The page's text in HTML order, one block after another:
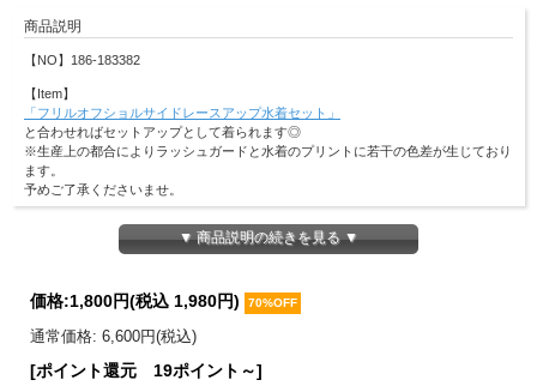
商品説明
【NO】186-183382
【Item】
「フリルオフショルサイドレースアップ水着セット」
と合わせればセットアップとして着られます◎
※生産上の都合によりラッシュガードと水着のプリントに若干の色差が生じており
ます。
予めご了承くださいませ。
【紫外線遮蔽率】
#05 ブラック(無地)：98.3％
【取り扱い注意事項】
・プールに使用されているカルキ(塩素)は、水着を変色させることがあります。
してください。
▼ 商品説明の続きを見る ▼
価格:1,800円(税込 1,980円) 70%OFF
通常価格: 6,600円(税込)
[ポイント還元 19ポイント～]